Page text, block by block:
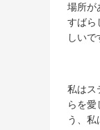
場所が
すばら
しいで
私はス
らを愛
う、私